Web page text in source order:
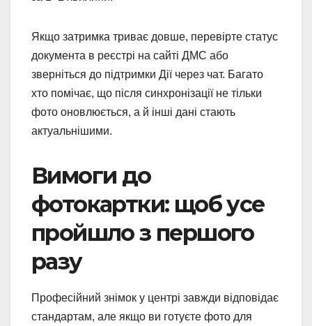
Якщо затримка триває довше, перевірте статус
документа в реєстрі на сайті ДМС або
зверніться до підтримки Дії через чат. Багато
хто помічає, що після синхронізації не тільки
фото оновлюється, а й інші дані стають
актуальнішими.
Вимоги до
фотокартки: щоб усе
пройшло з першого
разу
Професійний знімок у центрі завжди відповідає
стандартам, але якщо ви готуєте фото для